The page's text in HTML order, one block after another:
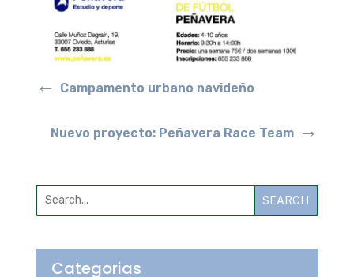
← Campamento urbano navideño
Nuevo proyecto: Peñavera Race Team →
SEARCH
Categorias